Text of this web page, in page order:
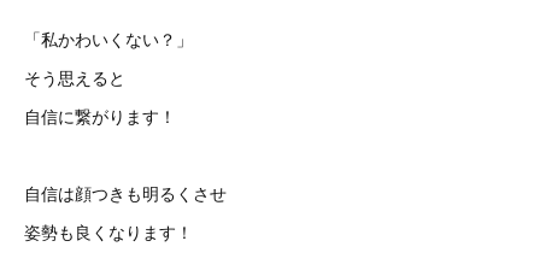
「私かわいくない？」
そう思えると
自信に繋がります！
自信は顔つきも明るくさせ
姿勢も良くなります！